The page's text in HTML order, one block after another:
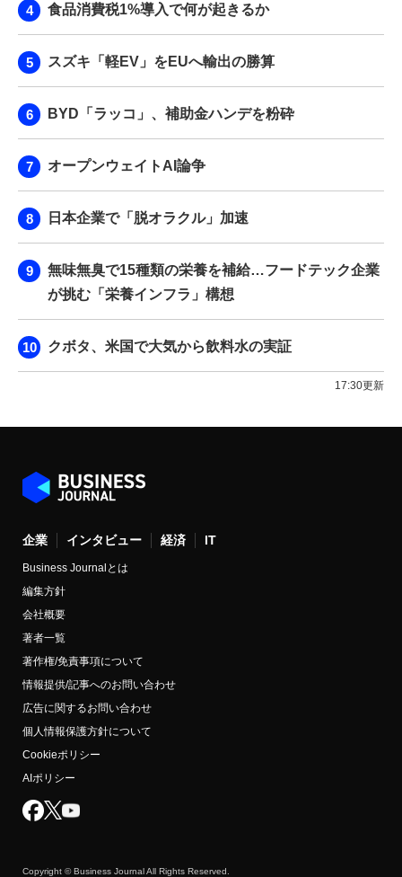
食品消費税1%導入で何が起きるか
スズキ「軽EV」をEUへ輸出の勝算
BYD「ラッコ」、補助金ハンデを粉砕
オープンウェイトAI論争
日本企業で「脱オラクル」加速
無味無臭で15種類の栄養を補給…フードテック企業
が挑む「栄養インフラ」構想
クボタ、米国で大気から飲料水の実証
17:30更新
企業 インタビュー 経済 IT
Business Journalとは
編集方針
会社概要
著者一覧
著作権/免責事項について
情報提供/記事へのお問い合わせ
広告に関するお問い合わせ
個人情報保護方針について
Cookieポリシー
AIポリシー
Copyright © Business Journal All Rights Reserved.